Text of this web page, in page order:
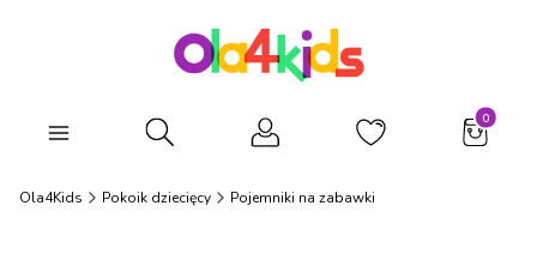
Otwórz wyszukiwarkę
Ola4Kids Pokoik dziecięcy Pojemniki na zabawki